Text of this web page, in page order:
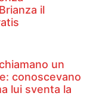
il
un
conoscevano
lui sventa la